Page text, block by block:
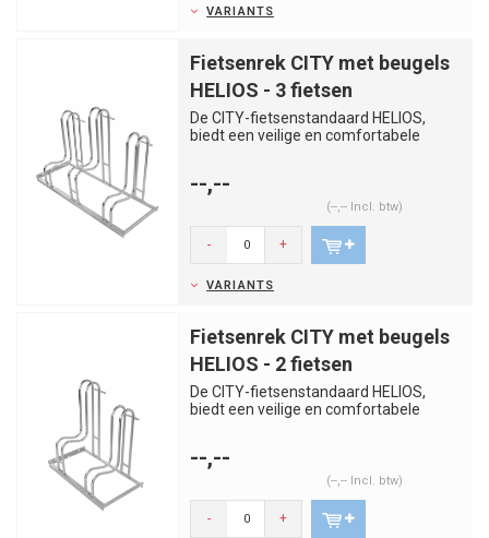
VARIANTS
Fietsenrek CITY met beugels
HELIOS - 3 fietsen
De CITY-fietsenstandaard HELIOS,
biedt een veilige en comfortabele
--,--
(--,-- Incl. btw)
- +
VARIANTS
Fietsenrek CITY met beugels
HELIOS - 2 fietsen
De CITY-fietsenstandaard HELIOS,
biedt een veilige en comfortabele
--,--
(--,-- Incl. btw)
- +